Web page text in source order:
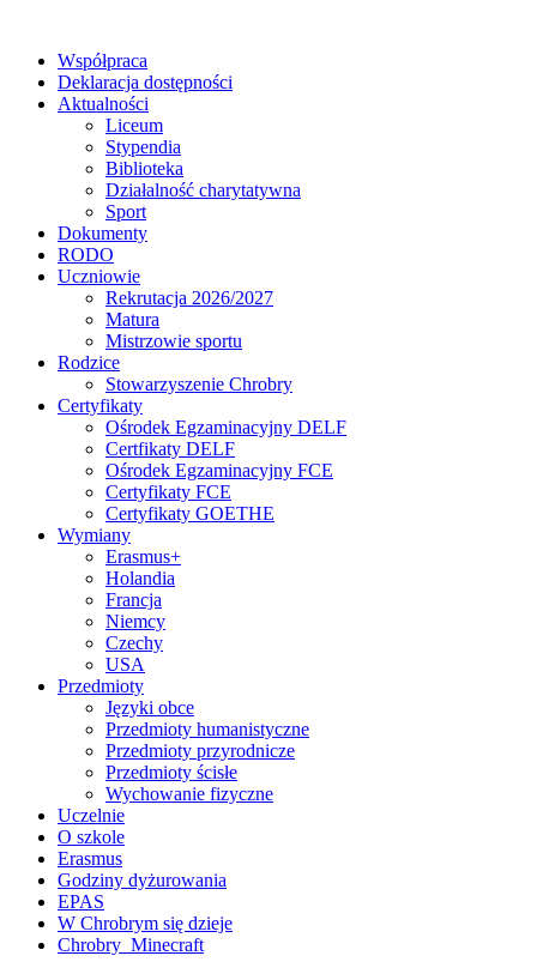
Współpraca
Deklaracja dostępności
Aktualności
Liceum
Stypendia
Biblioteka
Działalność charytatywna
Sport
Dokumenty
RODO
Uczniowie
Rekrutacja 2026/2027
Matura
Mistrzowie sportu
Rodzice
Stowarzyszenie Chrobry
Certyfikaty
Ośrodek Egzaminacyjny DELF
Certfikaty DELF
Ośrodek Egzaminacyjny FCE
Certyfikaty FCE
Certyfikaty GOETHE
Wymiany
Erasmus+
Holandia
Francja
Niemcy
Czechy
USA
Przedmioty
Języki obce
Przedmioty humanistyczne
Przedmioty przyrodnicze
Przedmioty ścisłe
Wychowanie fizyczne
Uczelnie
O szkole
Erasmus
Godziny dyżurowania
EPAS
W Chrobrym się dzieje
Chrobry_Minecraft